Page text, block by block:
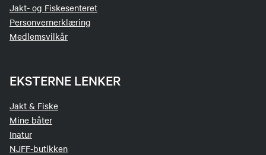
Jakt- og Fiskesenteret
Personvernerklæring
Medlemsvilkår
EKSTERNE LENKER
Jakt & Fiske
Mine båter
Inatur
NJFF-butikken